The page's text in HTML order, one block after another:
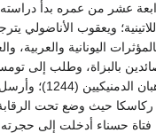
عشر من عمره بدأ
ويعقوب الأناضولي
اليونانية والعربية،
نفسه، ولكن
حسناء أدخلت إلى حجرته